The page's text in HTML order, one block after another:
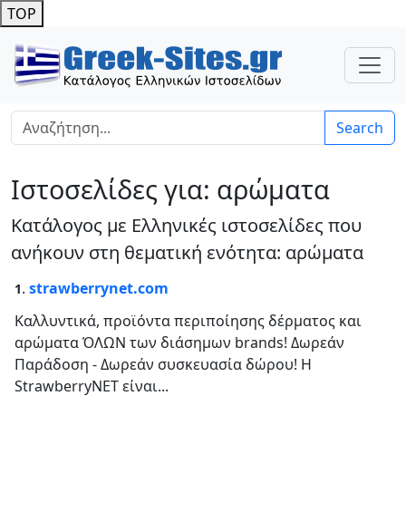
TOP
Search
Ιστοσελίδες για: αρώματα
Κατάλογος με Ελληνικές ιστοσελίδες που
ανήκουν στη θεματική ενότητα: αρώματα
1. strawberrynet.com
Καλλυντικά, προϊόντα περιποίησης δέρματος και
αρώματα ΌΛΩΝ των διάσημων brands! Δωρεάν
Παράδοση - Δωρεάν συσκευασία δώρου! Η
StrawberryNET είναι...